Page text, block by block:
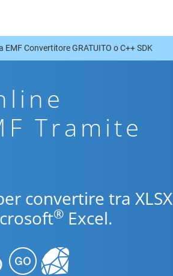
EMF Convertitore GRATUITO o C++ SDK
Tramite
convertire tra XLSX
® Excel.